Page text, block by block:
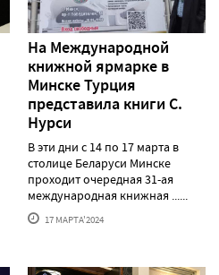
На Международной
книжной ярмарке в
Минске Турция
представила книги С.
Нурси
В эти дни с 14 по 17 марта в
столице Беларуси Минске
проходит очередная 31-ая
международная книжная ......
17 МАРТА'2024